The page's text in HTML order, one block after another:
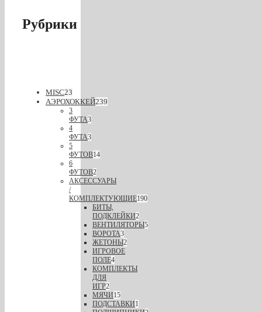
Рубрики
MISC23
АЭРОХОККЕЙ239
3
ФУТА3
4
ФУТА3
5
ФУТОВ14
6
ФУТОВ2
АКСЕССУАРЫ
/
КОМПЛЕКТУЮЩИЕ190
БИТЫ,
ПОДКЛЕЙКИ2
ВЕНТИЛЯТОРЫ5
ВОРОТА3
ЖЕТОНЫ2
ИГРОВОЕ
ПОЛЕ4
КОМПЛЕКТЫ
ДЛЯ
ИГР2
МЯЧИ15
ПОДСТАВКИ1